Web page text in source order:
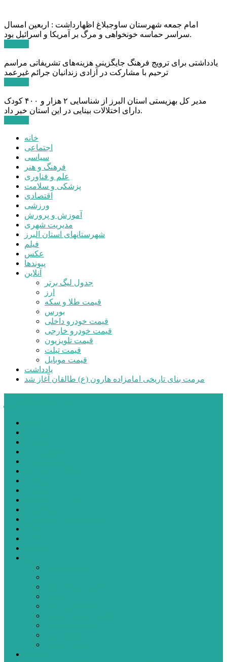
امام جمعه شهرستان ساوجبلاغ اظهارداشت : اربعین امسال
سراسر حماسه خونخواهی و مرگ بر آمریکا و اسرائیل بود.
یادداشتی برای ترویج فرهنگ جایگزینی هزینه‌های تشریفاتی مراسم
ترحیم با مشارکت در آزادی زندانیان جرائم غیرعمد
مدیر کل بهزیستی استان البرز از شناسایی ۲ هزار و ۴۰۰ کودک
دارای اختلالات بینایی در این استان خبر داد.
خانه
اجتماعی
سیاسی
فرهنگ و هنر
علم و فناوری
پزشکی و سلامت
اقتصادی
ورزشی
آموزش و پرورش
مدیریت شهری
شهرستانهای استان البرز
فیلم
عکس
پیوندها
آنلاین
جدول لیگ برتر
ارز
قیمت طلا و سکه
بورس
قیمت خودرو داخلی
قیمت خودرو خارجی
قیمت تلویزیون
قیمت تبلت
قیمت موبایل
یادداشت
مرمت بنای تاریخی امامزاده هارون (ع) طالقان آغاز شد